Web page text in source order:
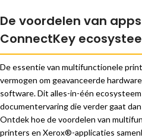
De voordelen van
ConnectKey
De essentie van multifunctionele
vermogen om geavanceerde
software. Dit alles-in-één
documentervaring die verder gaat
Ontdek hoe de voordelen van
printers en Xerox®-applicaties